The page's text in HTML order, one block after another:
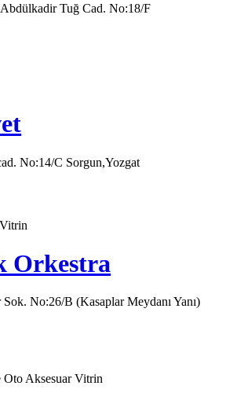
Tuğ Cad. No:18/F
No:14/C Sorgun,Yozgat
Vitrin
Orkestra
No:26/B (Kasaplar Meydanı Yanı)
Vitrin